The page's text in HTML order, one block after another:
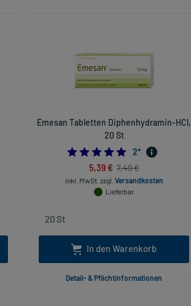
Emesan Tabletten Diphenhydramin-HCl,
20 St
5.0
2*
5,39 € 7,49 €
inkl. MwSt. zzgl. Versandkosten
Lieferbar
In den Warenkorb
Detail- & Pflichtinformationen